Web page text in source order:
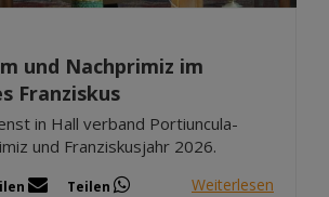
und Nachprimiz im
Franziskus
in Hall verband Portiuncula-
und Franziskusjahr 2026.
Teilen Weiterlesen